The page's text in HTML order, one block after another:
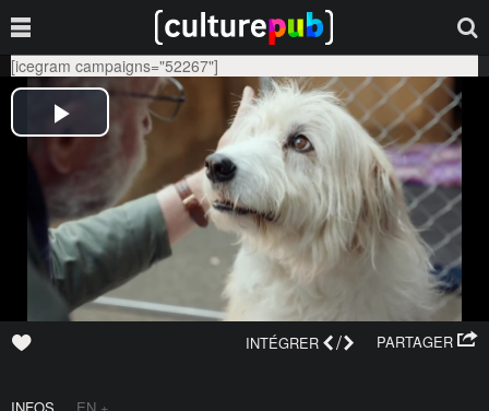
[icegram campaigns="52267"]
PARTAGER
INTÉGRER /